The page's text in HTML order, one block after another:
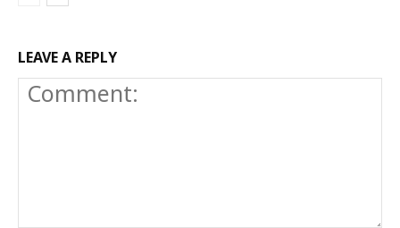
LEAVE A REPLY